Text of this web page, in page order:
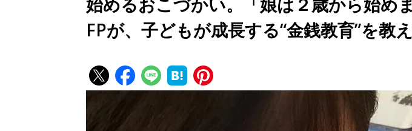
FPが、子どもが成長する“金銭教育”を教